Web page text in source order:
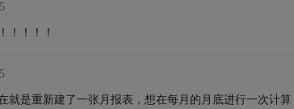
！！！！
就是重新建了一张月报表，想在每月的月底进行一次计